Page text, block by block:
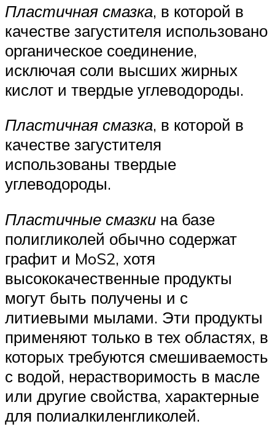
Пластичная смазка, в которой в
качестве загустителя использовано
органическое соединение,
исключая соли высших жирных
кислот и твердые углеводороды.
Пластичная смазка, в которой в
качестве загустителя
использованы твердые
углеводороды.
Пластичные смазки на базе
полигликолей обычно содержат
графит и MoS2, хотя
высококачественные продукты
могут быть получены и с
литиевыми мылами. Эти продукты
применяют только в тех областях, в
которых требуются смешиваемость
с водой, нерастворимость в масле
или другие свойства, характерные
для полиалкиленгликолей.